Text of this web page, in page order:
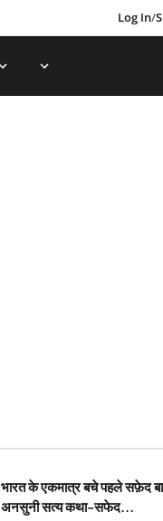
Log In/
भारत के एकमात्र बचे पहले सफ़ेद
अनसुनी सत्य कथा-सफेद...